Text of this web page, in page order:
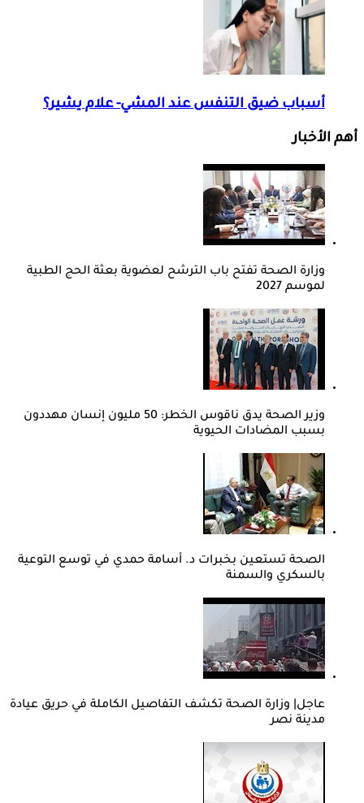
أسباب ضيق التنفس عند المشي- علام يشير؟
أهم الأخبار
وزارة الصحة تفتح باب الترشح لعضوية بعثة الحج الطبية
لموسم 2027
وزير الصحة يدق ناقوس الخطر: 50 مليون إنسان مهددون
بسبب المضادات الحيوية
الصحة تستعين بخبرات د. أسامة حمدي في توسع التوعية
بالسكري والسمنة
عاجل| وزارة الصحة تكشف التفاصيل الكاملة في حريق عيادة
مدينة نصر